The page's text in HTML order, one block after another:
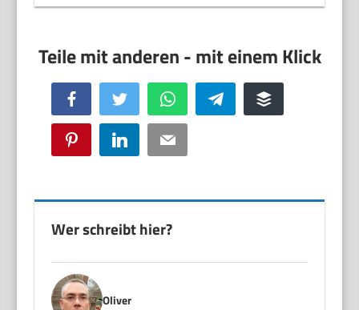
Facebook Twitter WhatsApp Telegram Buffer
Pinterest LinkedIn Email
Wer schreibt hier?
Oliver